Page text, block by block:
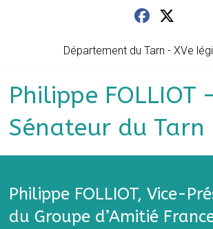
Département du Tarn - XVe
Philippe FOLLIOT
Sénateur du Tarn
Philippe FOLLIOT, Vice-
du Groupe d’Amitié